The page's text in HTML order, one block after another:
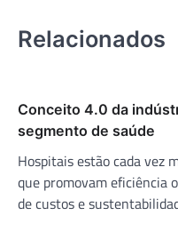
Relacionados
Conceito 4.0 da
segmento de saúde
Hospitais estão cada vez
que promovam eficiência
de custos e